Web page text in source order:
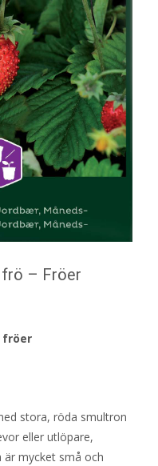
frö – Fröer
fröer
stora, röda smultron
eller utlöpare,
mycket små och